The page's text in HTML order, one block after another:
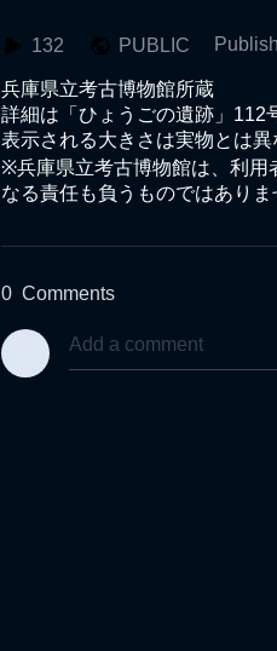
132 PUBLIC
兵庫県立考古博物館所蔵
詳細は「ひょうごの遺跡」112
表示される大きさは実物とは異
※兵庫県立考古博物館は、利用
なる責任も負うものではありま
0 Comments